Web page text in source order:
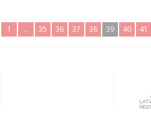
1 .. 35 36 37 38 39 40 41